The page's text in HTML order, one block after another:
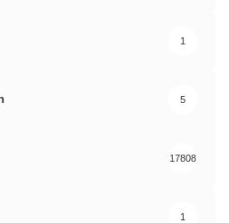
1
5
17808
1